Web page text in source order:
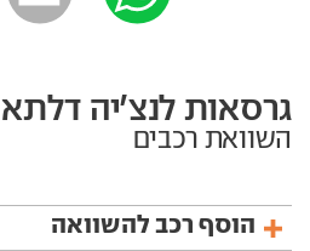
גרסאות לנצ'יה דלתא
השוואת רכבים
הוסף רכב להשוואה